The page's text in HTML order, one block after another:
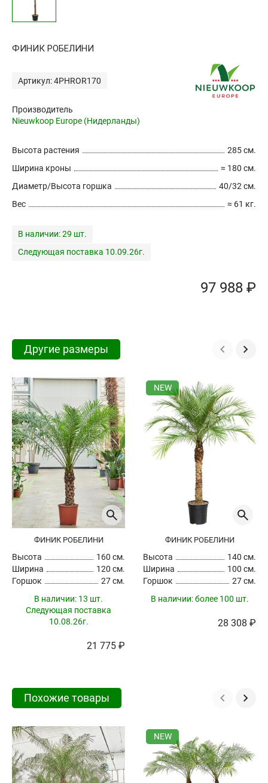
ФИНИК РОБЕЛИНИ
Артикул: 4PHROR170
Производитель
Nieuwkoop Europe (Нидерланды)
285 см.
Высота растения
≈ 180 см.
Ширина кроны
40/32 см.
Диаметр/Высота горшка
≈ 61 кг.
Вес
В наличии:29 шт.
Следующая поставка 10.09.26г.
97 988 ₽
Другие размеры
ФИНИК РОБЕЛИНИ
Высота
160 см.
Ширина
120 см.
Горшок
27 см.
В наличии: 13 шт.
Следующая поставка
10.08.26г.
21 775 ₽
NEW
ФИНИК РОБЕЛИНИ
Высота
140 см.
Ширина
100 см.
Горшок
27 см.
В наличии:более 100 шт.
28 308 ₽
Похожие товары
NEW